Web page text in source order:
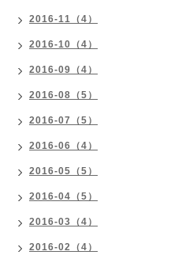
2016-11（4）
2016-10（4）
2016-09（4）
2016-08（5）
2016-07（5）
2016-06（4）
2016-05（5）
2016-04（5）
2016-03（4）
2016-02（4）